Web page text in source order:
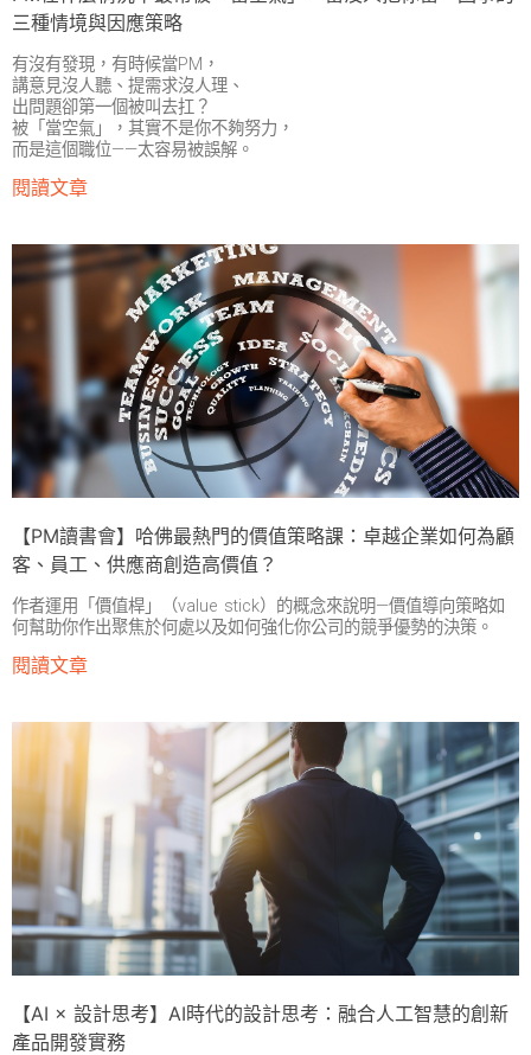
三種情境與因應策略
有沒有發現，有時候當PM，
講意見沒人聽、提需求沒人理、
出問題卻第一個被叫去扛？
被「當空氣」，其實不是你不夠努力，
而是這個職位——太容易被誤解。
閱讀文章
【PM讀書會】哈佛最熱門的價值策略課：卓越企業如何為顧
客、員工、供應商創造高價值？
作者運用「價值桿」（value stick）的概念來說明—價值導向策略如
何幫助你作出聚焦於何處以及如何強化你公司的競爭優勢的決策。
閱讀文章
【AI × 設計思考】AI時代的設計思考：融合人工智慧的創新
產品開發實務